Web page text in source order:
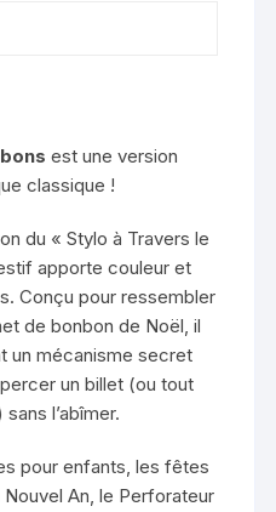
est une version
classique !
du « Stylo à Travers le
apporte couleur et
Conçu pour ressembler
de bonbon de Noël, il
un mécanisme secret
un billet (ou tout
l’abîmer.
pour enfants, les fêtes
An, le Perforateur